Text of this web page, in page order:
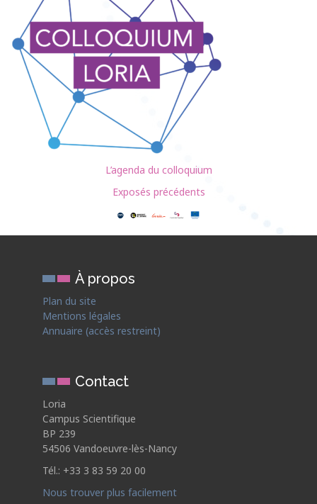
L’agenda du colloquium
Exposés précédents
À propos
Plan du site
Mentions légales
Annuaire (accès restreint)
Contact
Loria
Campus Scientifique
BP 239
54506 Vandoeuvre-lès-Nancy
Tél.: +33 3 83 59 20 00
Nous trouver plus facilement